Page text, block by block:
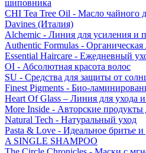
шиповника
CHI Tea Tree Oil - Масло чайного
Davines (Италия)
Alchemic - Линия для усиления и
Authentic Formulas -
Essential Haircare - Eжедневный
OI - Абсолютная красота волос
SU - Средства для защиты от
Finest Pigments - Био-
Heart Of Glass – Линия для ухода
More Inside - Авторские продукты
Natural Tech - Натуральный уход
Pasta & Love - Идеальное бритье и
A SINGLE SHAMPOO